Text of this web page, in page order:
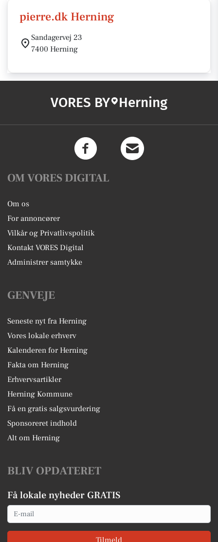
pierre.dk Herning
Sandagervej 23
7400 Herning
VORES BY Herning
OM VORES DIGITAL
Om os
For annoncører
Vilkår og Privatlivspolitik
Kontakt VORES Digital
Administrer samtykke
GENVEJE
Seneste nyt fra Herning
Vores lokale erhverv
Kalenderen for Herning
Fakta om Herning
Erhvervsartikler
Herning Kommune
Få en gratis salgsvurdering
Sponsoreret indhold
Alt om Herning
BLIV OPDATERET
Få lokale nyheder GRATIS
Email
Tilmeld